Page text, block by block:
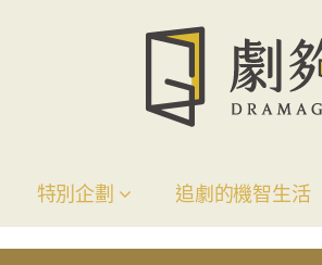
特別企劃 追劇的機智生活